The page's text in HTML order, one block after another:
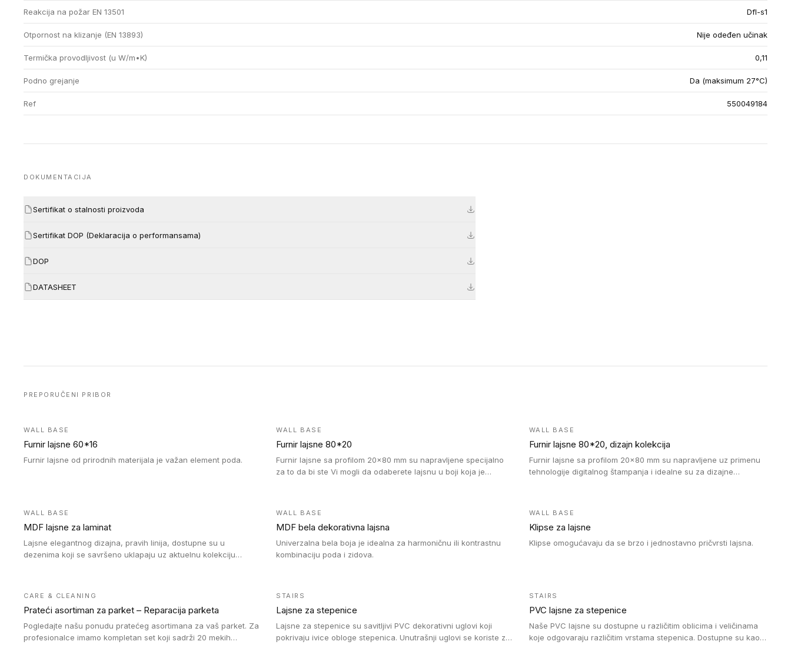
Reakcija na požar EN 13501 Dfl-s1
Otpornost na klizanje (EN 13893) Nije odeđen učinak
Termička provodljivost (u W/m•K) 0,11
Podno grejanje Da (maksimum 27°C)
Ref 550049184
DOKUMENTACIJA
Sertifikat o stalnosti proizvoda
Sertifikat DOP (Deklaracija o performansama)
DOP
DATASHEET
PREPORUČENI PRIBOR
WALL BASE
Furnir lajsne 60*16
Furnir lajsne od prirodnih materijala je važan element poda.
WALL BASE
Furnir lajsne 80*20
Furnir lajsne sa profilom 20x80 mm su napravljene specijalno
za to da bi ste Vi mogli da odaberete lajsnu u boji koja je
WALL BASE
Furnir lajsne 80*20, dizajn kolekcija
Furnir lajsne sa profilom 20x80 mm su napravljene uz primenu
tehnologije digitalnog štampanja i idealne su za dizajne
WALL BASE
MDF lajsne za laminat
Lajsne elegantnog dizajna, pravih linija, dostupne su u
dezenima koji se savršeno uklapaju uz aktuelnu kolekciju
WALL BASE
MDF bela dekorativna lajsna
Univerzalna bela boja je idealna za harmoničnu ili kontrastnu
kombinaciju poda i zidova.
WALL BASE
Klipse za lajsne
Klipse omogućavaju da se brzo i jednostavno pričvrsti lajsna.
CARE & CLEANING
Prateći asortiman za parket – Reparacija parketa
Pogledajte našu ponudu pratećeg asortimana za vaš parket. Za
profesionalce imamo kompletan set koji sadrži 20 mekih
STAIRS
Lajsne za stepenice
Lajsne za stepenice su savitljivi PVC dekorativni uglovi koji
pokrivaju ivice obloge stepenica. Unutrašnji uglovi se koriste za
STAIRS
PVC lajsne za stepenice
Naše PVC lajsne su dostupne u različitim oblicima i veličinama
koje odgovaraju različitim vrstama stepenica. Dostupne su kao